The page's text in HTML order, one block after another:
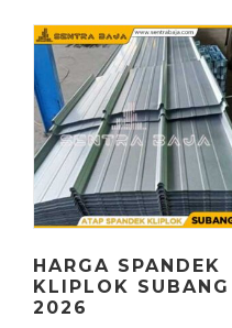
HARGA SPANDEK
KLIPLOK SUBANG
2026